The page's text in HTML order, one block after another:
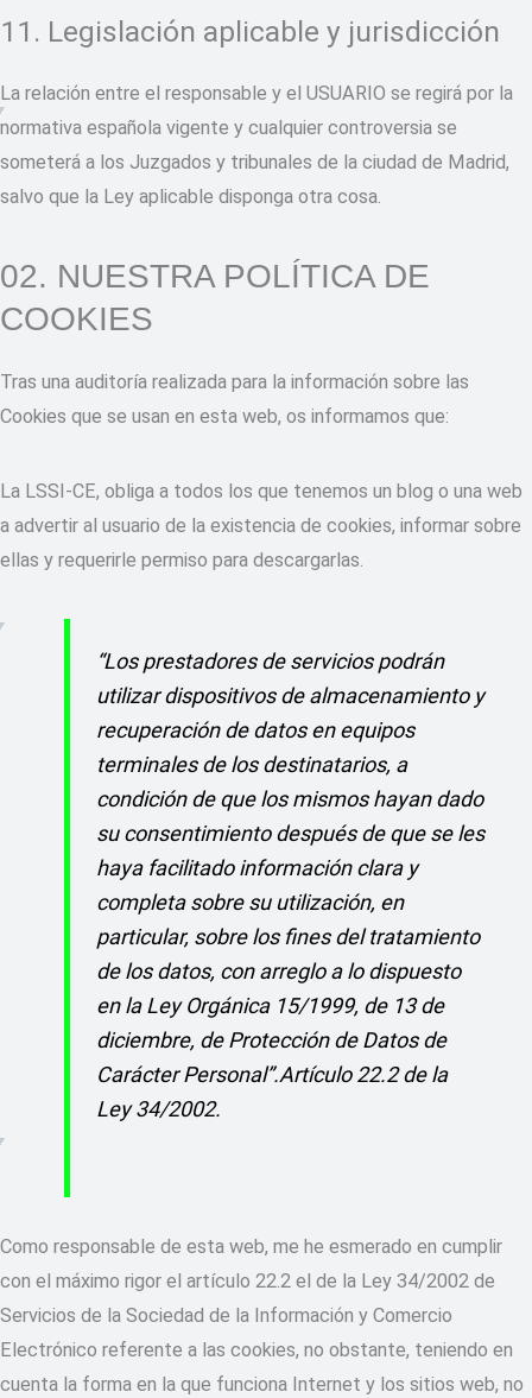
11. Legislación aplicable y jurisdicción
La relación entre el responsable y el USUARIO se regirá por la
normativa española vigente y cualquier controversia se
someterá a los Juzgados y tribunales de la ciudad de Madrid,
salvo que la Ley aplicable disponga otra cosa.
02. NUESTRA POLÍTICA DE
COOKIES
Tras una auditoría realizada para la información sobre las
Cookies que se usan en esta web, os informamos que:
La LSSI-CE, obliga a todos los que tenemos un blog o una web
a advertir al usuario de la existencia de cookies, informar sobre
ellas y requerirle permiso para descargarlas.
“Los prestadores de servicios podrán
utilizar dispositivos de almacenamiento y
recuperación de datos en equipos
terminales de los destinatarios, a
condición de que los mismos hayan dado
su consentimiento después de que se les
haya facilitado información clara y
completa sobre su utilización, en
particular, sobre los fines del tratamiento
de los datos, con arreglo a lo dispuesto
en la Ley Orgánica 15/1999, de 13 de
diciembre, de Protección de Datos de
Carácter Personal”.Artículo 22.2 de la
Ley 34/2002.
Como responsable de esta web, me he esmerado en cumplir
con el máximo rigor el artículo 22.2 el de la Ley 34/2002 de
Servicios de la Sociedad de la Información y Comercio
Electrónico referente a las cookies, no obstante, teniendo en
cuenta la forma en la que funciona Internet y los sitios web, no